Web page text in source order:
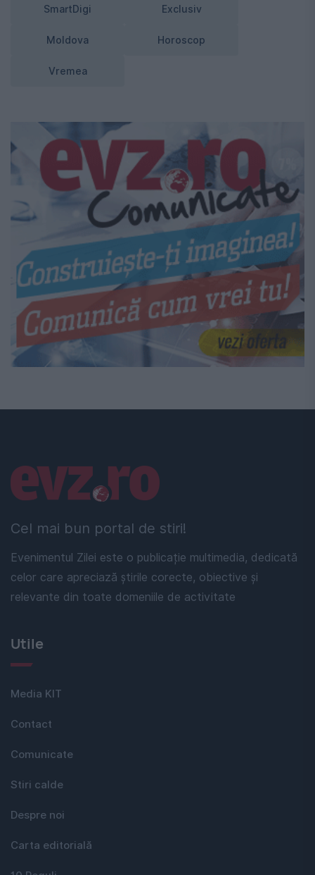
SmartDigi Exclusiv
Moldova Horoscop
Vremea
Cel mai bun portal de stiri!
Evenimentul Zilei este o publicație multimedia, dedicată
celor care apreciază știrile corecte, obiective și
relevante din toate domeniile de activitate
Linkuri utile
Utile
Media KIT
Contact
Comunicate
Stiri calde
Despre noi
Carta editorială